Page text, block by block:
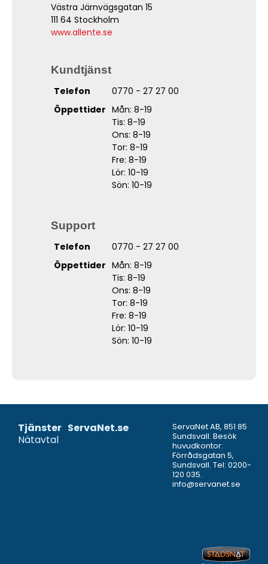
Västra Järnvägsgatan 15
111 64 Stockholm
www.allente.se
Kundtjänst
Telefon
0770 - 27 27 00
Öppettider Mån: 8-19
Tis: 8-19
Ons: 8-19
Tor: 8-19
Fre: 8-19
Lör: 10-19
Sön: 10-19
Support
Telefon
0770 - 27 27 00
Öppettider Mån: 8-19
Tis: 8-19
Ons: 8-19
Tor: 8-19
Fre: 8-19
Lör: 10-19
Sön: 10-19
Tjänster
Nätavtal
ServaNet.se
ServaNet AB, 851 85
Sundsvall. Besök
huvudkontor:
Förrådsgatan 5,
Sundsvall. Tel: 0200-
120 035.
info@servanet.se